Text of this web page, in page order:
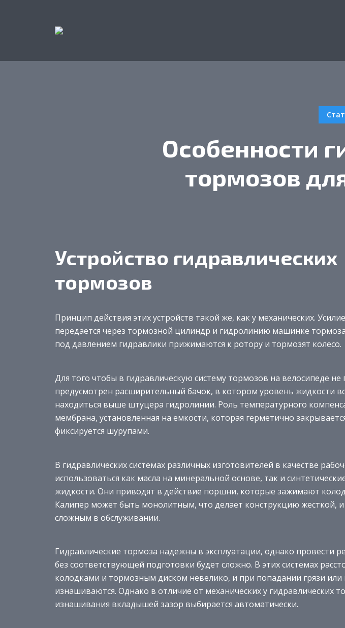
Особенности
тормозов
Устройство гидравлических
тормозов
Принцип действия этих устройств такой же, как у механических.
передается через тормозной цилиндр и гидролинию машинке
под давлением гидравлики прижимаются к ротору и тормозят колесо.
Для того чтобы в гидравлическую систему тормозов на велосипеде не
предусмотрен расширительный бачок, в котором уровень жидкости
находиться выше штуцера гидролинии. Роль температурного
мембрана, установленная на емкости, которая герметично
фиксируется шурупами.
В гидравлических системах различных изготовителей в качестве
использоваться как масла на минеральной основе, так и
жидкости. Они приводят в действие поршни, которые зажимают
Калипер может быть монолитным, что делает конструкцию жесткой,
сложным в обслуживании.
Гидравлические тормоза надежны в эксплуатации, однако провести
без соответствующей подготовки будет сложно. В этих системах
колодками и тормозным диском невелико, и при попадании грязи или
изнашиваются. Однако в отличие от механических у гидравлических
изнашивания вкладышей зазор выбирается автоматически.